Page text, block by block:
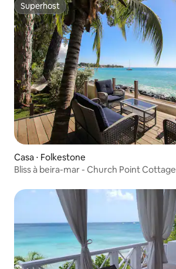
Superhost
Superhost
Casa ⋅ Folkestone
Bliss à beira-mar - Church Point Cottage